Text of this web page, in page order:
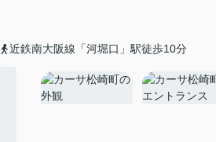
近鉄南大阪線「河堀口」駅徒歩10分